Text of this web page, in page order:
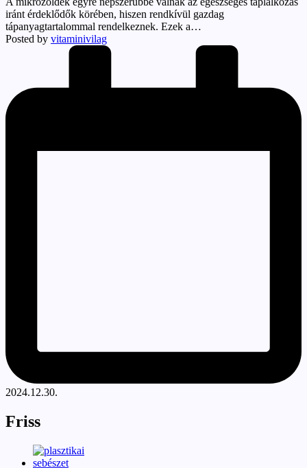
iránt érdeklődők körében, hiszen rendkívül gazdag
tápanyagtartalommal rendelkeznek. Ezek a…
Posted by vitaminivilag
2024.12.30.
Friss